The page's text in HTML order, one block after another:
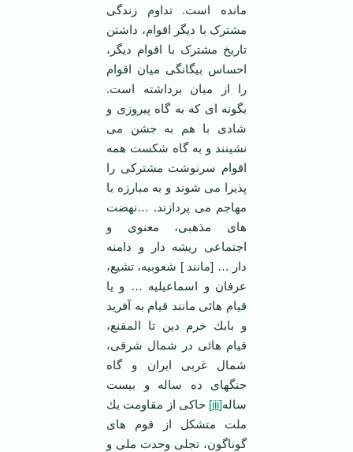
مانده است. تداوم زندگی
مشترک با دیگر اقوام، داشتن
تاریخ مشترک با اقوام دیگر،
احساس بیگانگی میان اقوام
را از میان برداشته است.
بگونه ای که به گاه پیروزی و
شادی با هم به جشن می
نشینند و به گاه شکست همه
اقوام سرنوشت مشترکی را
پذیرا می شوند و به مبارزه با
مهاجم می پردازند. …نهضت
های مذهبی، معنوی و
اجتماعی ریشه دار و دامنه
دار … [مانند ] شعوبیه، تشیع،
عرفان و اسماعیلیه … و یا
قیام هائی مانند قیام به آفرید
و بابك خرم دین تا المقنع،
قیام هائی در شمال شرقی،
شمال غربی ایران و گاه
جنگهای ده ساله و بیست
ساله[iii]
حاكی از مقاومت یك
ملت متشکل از قوم های
گوناگون، تجلی وحدت ملی و